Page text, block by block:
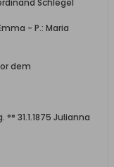
- P.: Maria
dem
31.1.1875 Julianna